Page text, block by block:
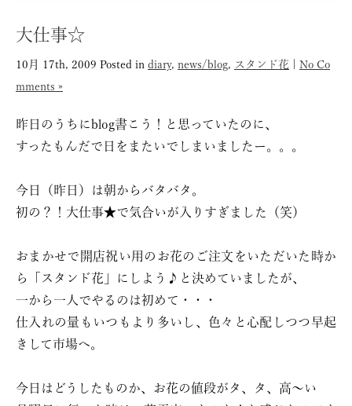
大仕事☆
10月 17th, 2009 Posted in diary, news/blog スタンド花
No Co
mments »
昨日のうちにblog書こう！と思っていたのに、
すったもんだで日をまたいでしまいましたー。。。
今日（昨日）は朝からバタバタ。
初の？！大仕事★で気合いが入りすぎました（笑）
おまかせで開店祝い用のお花のご注文をいただいた時か
ら「スタンド花」にしよう♪と決めていましたが、
一から一人でやるのは初めて・・・
仕入れの量もいつもより多いし、色々と心配しつつ早起
きして市場へ。
今日はどうしたものか、お花の値段がタ、タ、高〜い